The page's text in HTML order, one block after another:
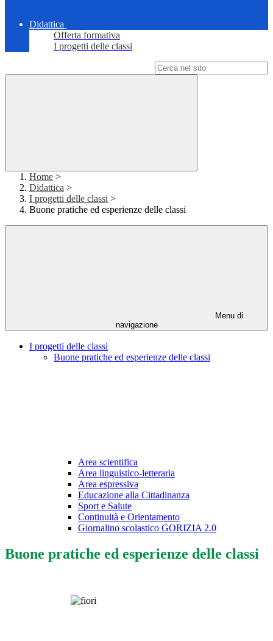
Didattica
Offerta formativa
I progetti delle classi
Home >
Didattica >
I progetti delle classi >
Buone pratiche ed esperienze delle classi
Menu di
navigazione
I progetti delle classi
Buone pratiche ed esperienze delle classi
Area scientifica
Area linguistico-letteraria
Area espressiva
Educazione alla Cittadinanza
Sport e Salute
Continuità e Orientamento
Giornalino scolastico GORIZIA 2.0
Buone pratiche ed esperienze delle classi